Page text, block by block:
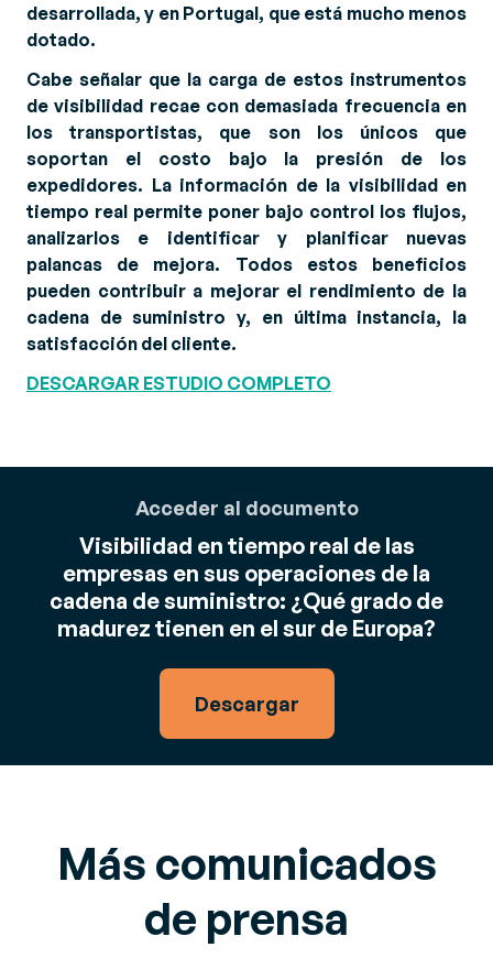
desarrollada, y en Portugal, que está mucho menos
dotado.
Cabe señalar que la carga de estos instrumentos
de visibilidad recae con demasiada frecuencia en
los transportistas, que son los únicos que
soportan el costo bajo la presión de los
expedidores. La información de la visibilidad en
tiempo real permite poner bajo control los flujos,
analizarlos e identificar y planificar nuevas
palancas de mejora. Todos estos beneficios
pueden contribuir a mejorar el rendimiento de la
cadena de suministro y, en última instancia, la
satisfacción del cliente.
DESCARGAR ESTUDIO COMPLETO
Acceder al documento
Visibilidad en tiempo real de las
empresas en sus operaciones de la
cadena de suministro: ¿Qué grado de
madurez tienen en el sur de Europa?
Descargar
Más comunicados
de prensa